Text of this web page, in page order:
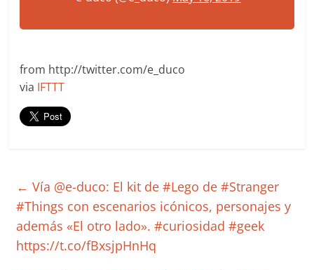
from http://twitter.com/e_duco
via IFTTT
← Vía @e-duco: El kit de #Lego de #Stranger
#Things con escenarios icónicos, personajes y
además «El otro lado». #curiosidad #geek
https://t.co/fBxsjpHnHq